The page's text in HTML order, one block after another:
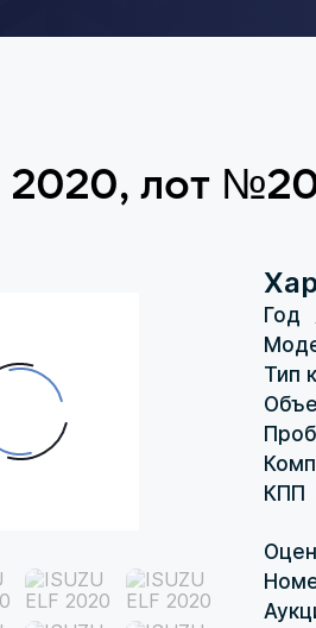
2020, лот
Год
Тип
КПП